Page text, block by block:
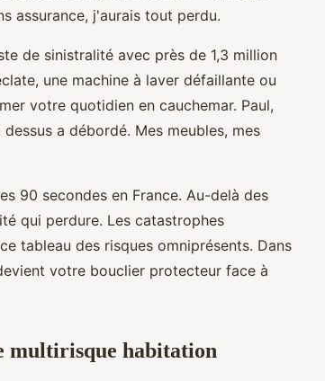
assurance, j'aurais tout perdu.
de sinistralité avec près de 1,3 million
une machine à laver défaillante ou
votre quotidien en cauchemar. Paul,
a débordé. Mes meubles, mes
90 secondes en France. Au-delà des
qui perdure. Les catastrophes
tableau des risques omniprésents. Dans
votre bouclier protecteur face à
multirisque habitation